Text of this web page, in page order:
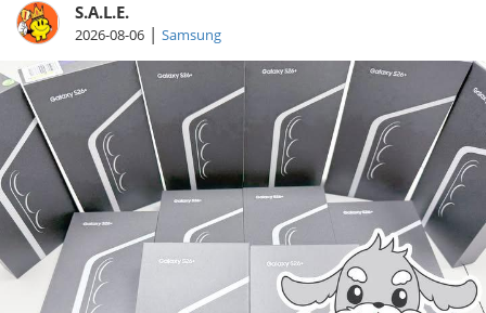
S.A.L.E.
2026-08-06 | Samsung